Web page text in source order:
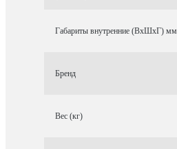
Габариты внутренние (ВхШхГ) мм
Бренд
Вес (кг)